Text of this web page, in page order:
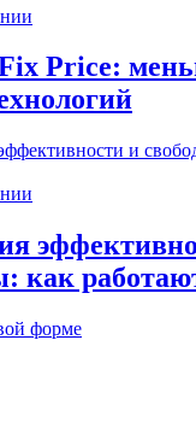
Price:
как
форме